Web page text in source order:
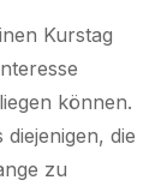
Kurstag
können.
die
zu